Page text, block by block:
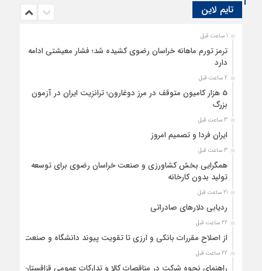
تایم لاین
1 ساعت قبل
ترمز تورم ماهانه خراسان رضوی کشیده شد؛ فشار معیشتی ادامه
دارد
2 ساعت قبل
5 هزار کامیون متوقف در مرز دوغارون؛ ترانزیت ایران در آزمون
بزرگ
3 ساعت قبل
ایران فردا و تصمیم امروز
3 ساعت قبل
همگرایی بخش کشاورزی و صنعت خراسان رضوی برای توسعه
تولید بدون کارخانه
21 ساعت قبل
ردیابی دلارهای صادراتی
22 ساعت قبل
از اصلاح مقررات بانکی و ارزی تا تقویت پیوند دانشگاه و صنعت
22 ساعت قبل
راهنمای نحوه شرکت در مناقصات کالا و تدارکات عمومی قزاقستان